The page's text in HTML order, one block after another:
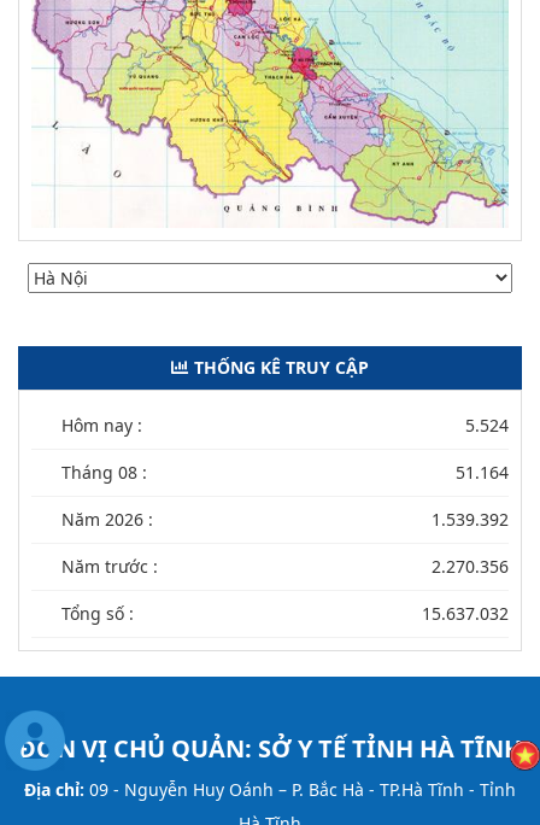
THỐNG KÊ TRUY CẬP
Hôm nay : 5.524
Tháng 08 : 51.164
Năm 2026 : 1.539.392
Năm trước : 2.270.356
Tổng số : 15.637.032
ĐƠN VỊ CHỦ QUẢN: SỞ Y TẾ TỈNH HÀ TĨNH
Địa chỉ: 09 - Nguyễn Huy Oánh – P. Bắc Hà - TP.Hà Tĩnh - Tỉnh